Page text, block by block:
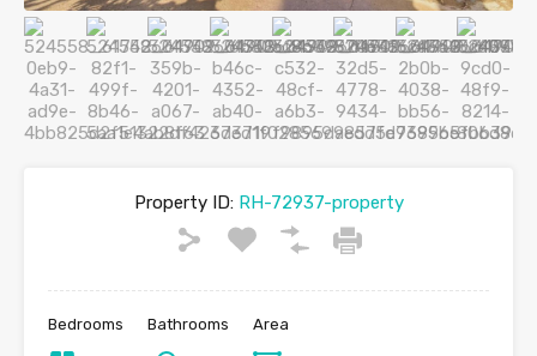
Property ID:RH-72937-property
Bedrooms Bathrooms Area